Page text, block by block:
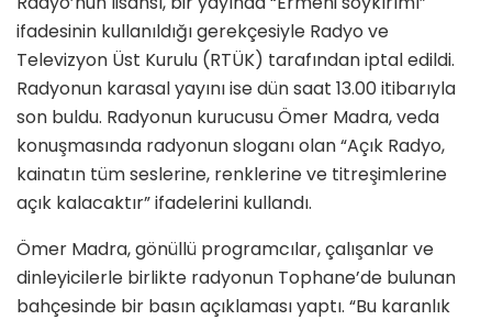
ifadesinin kullanıldığı gerekçesiyle Radyo ve
Televizyon Üst Kurulu (RTÜK) tarafından iptal edildi.
Radyonun karasal yayını ise dün saat 13.00 itibarıyla
son buldu. Radyonun kurucusu Ömer Madra, veda
konuşmasında radyonun sloganı olan “Açık Radyo,
kainatın tüm seslerine, renklerine ve titreşimlerine
açık kalacaktır” ifadelerini kullandı.
Ömer Madra, gönüllü programcılar, çalışanlar ve
dinleyicilerle birlikte radyonun Tophane’de bulunan
bahçesinde bir basın açıklaması yaptı. “Bu karanlık